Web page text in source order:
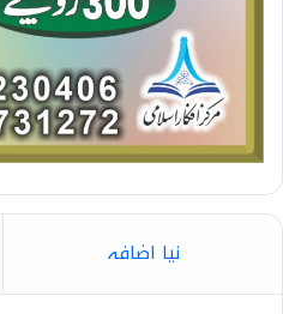
نیا اضافہ